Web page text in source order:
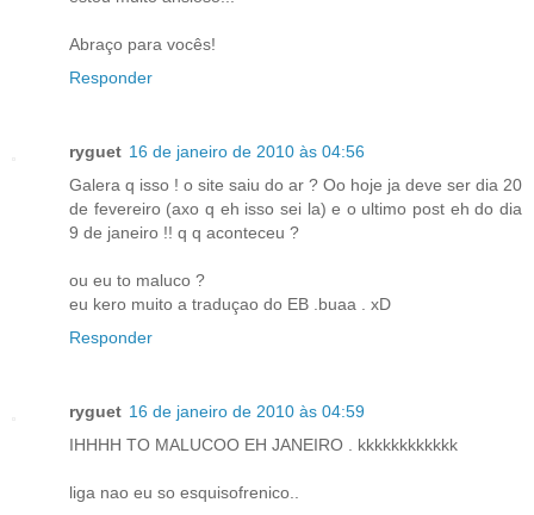
Abraço para vocês!
Responder
ryguet 16 de janeiro de 2010 às 04:56
Galera q isso ! o site saiu do ar ? Oo hoje ja deve ser dia 20
de fevereiro (axo q eh isso sei la) e o ultimo post eh do dia
9 de janeiro !! q q aconteceu ?
ou eu to maluco ?
eu kero muito a traduçao do EB .buaa . xD
Responder
ryguet 16 de janeiro de 2010 às 04:59
IHHHH TO MALUCOO EH JANEIRO . kkkkkkkkkkkk
liga nao eu so esquisofrenico..